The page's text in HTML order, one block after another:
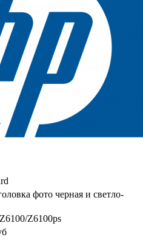
фото черная и светло-
Z6100ps